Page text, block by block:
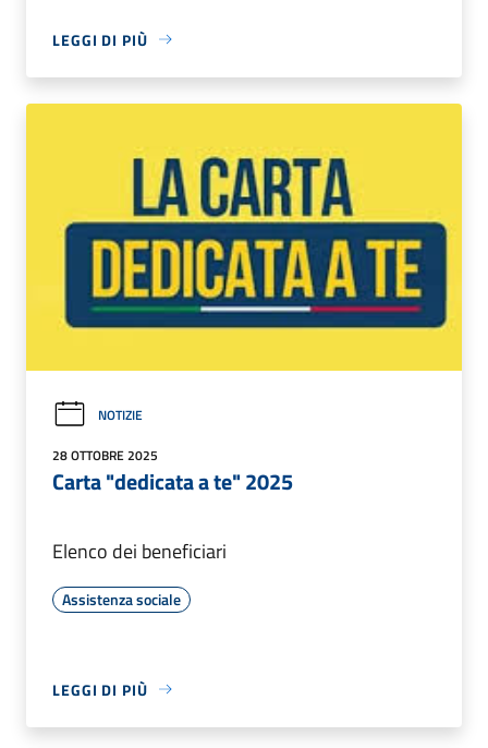
LEGGI DI PIÙ
NOTIZIE
28 OTTOBRE 2025
Carta "dedicata a te" 2025
Elenco dei beneficiari
Assistenza sociale
LEGGI DI PIÙ